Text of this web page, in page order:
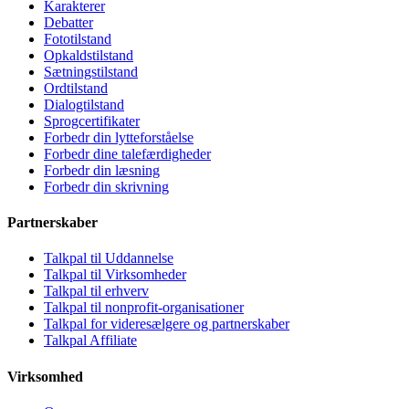
Karakterer
Debatter
Fototilstand
Opkaldstilstand
Sætningstilstand
Ordtilstand
Dialogtilstand
Sprogcertifikater
Forbedr din lytteforståelse
Forbedr dine talefærdigheder
Forbedr din læsning
Forbedr din skrivning
Partnerskaber
Talkpal til Uddannelse
Talkpal til Virksomheder
Talkpal til erhverv
Talkpal til nonprofit-organisationer
Talkpal for videresælgere og partnerskaber
Talkpal Affiliate
Virksomhed